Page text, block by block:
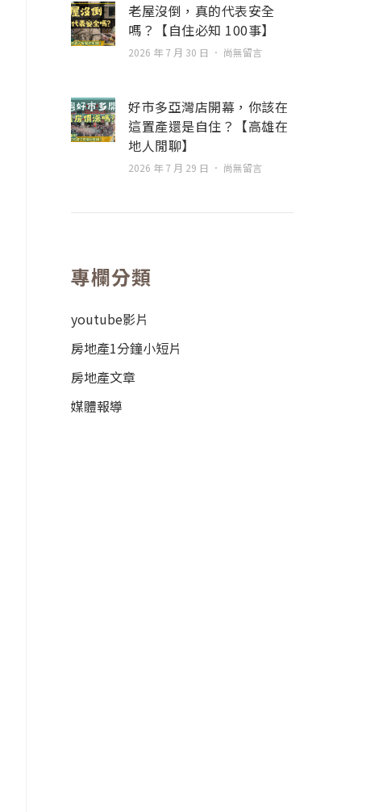
老屋沒倒，真的代表安全
嗎？【自住必知 100事】
2026 年 7 月 30 日 尚無留言
好市多亞灣店開幕，你該在
這置產還是自住？【高雄在
地人閒聊】
2026 年 7 月 29 日 尚無留言
專欄分類
youtube影片
房地產1分鐘小短片
房地產文章
媒體報導